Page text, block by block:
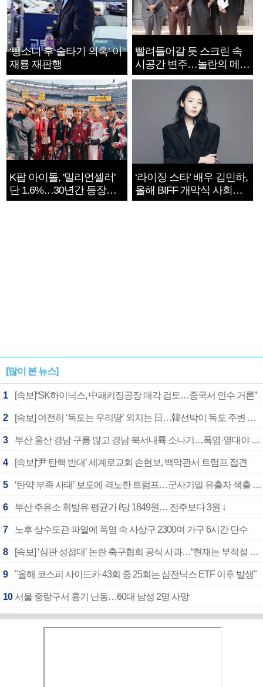
‘뺑소니 후 술타기 의혹’ 이
재룡 재판행
빨려들어갈 듯 스크린 속
시공간 변주…놀란의 메시
지는 ‘전쟁 속죄’
K팝 아이돌, '밀리언셀러'
단 1.6%…30년간 등장
1182개팀 전수조사
‘라이징 스타’ 배우 김민하,
올해 BIFF 개막식 사회자
확정
[많이 본 뉴스]
1 [속보]“SK하이닉스, 中패키징공장 매각 검토…중국서 인수 거론”
2 [속보] 여전히 ‘독도는 우리땅’ 외치는 日…韓선박이 독도 주변 해양조사 활동하자 반발
3 부산 울산 경남 구름 많고 경남 북서내륙 소나기…폭염·열대야 계속
4 [속보]‘尹 탄핵 반대’ 세계로교회 손현보, 백악관서 트럼프 접견
5 ‘탄약 부족 사태’ 보도에 격노한 트럼프…군사기밀 유출자 색출 지시
6 부산 주유소 휘발유 평균가 ℓ당 1849원… 전주보다 3원 ↓
7 노후 상수도관 파열에 폭염 속 사상구 2300여 가구 6시간 단수
8 [속보] ‘심판 성접대’ 논란 축구협회 공식 사과…“현재는 부적절 행위 없어”
9 "올해 코스피 사이드카 43회 중 25회는 삼전닉스 ETF 이후 발생"
10 서울 중랑구서 흉기 난동…60대 남성 2명 사망